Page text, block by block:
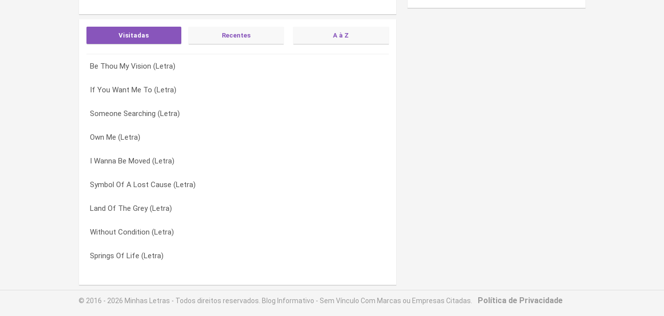
Visitadas Recentes A à Z
Be Thou My Vision (Letra)
If You Want Me To (Letra)
Someone Searching (Letra)
Own Me (Letra)
I Wanna Be Moved (Letra)
Symbol Of A Lost Cause (Letra)
Land Of The Grey (Letra)
Without Condition (Letra)
Springs Of Life (Letra)
Own Me (Letra)
Symbol Of A Lost Cause (Letra)
Someone Searching (Letra)
Springs Of Life (Letra)
Land Of The Grey (Letra)
If You Want Me To (Letra)
Without Condition (Letra)
I Wanna Be Moved (Letra)
Be Thou My Vision (Letra)
Be Thou My Vision (Letra)
I Wanna Be Moved (Letra)
If You Want Me To (Letra)
Land Of The Grey (Letra)
Own Me (Letra)
Someone Searching (Letra)
Springs Of Life (Letra)
Symbol Of A Lost Cause (Letra)
Without Condition (Letra)
© 2016 - 2026 Minhas Letras - Todos direitos reservados. Blog Informativo - Sem Vínculo Com Marcas ou Empresas Citadas. Política de Privacidade